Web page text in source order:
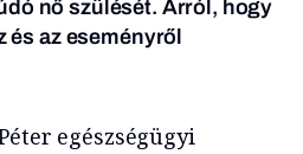
nő szülését. Arról, hogy
és az eseményről
egészségügyi